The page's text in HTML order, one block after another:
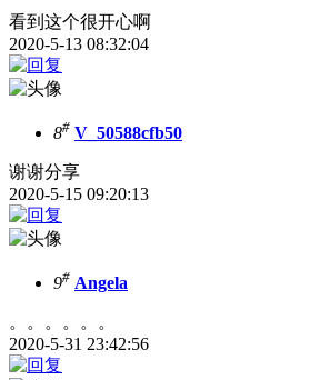
看到这个很开心啊
2020-5-13 08:32:04
8# V_50588cfb50
谢谢分享
2020-5-15 09:20:13
9# Angela
。。。。。。
2020-5-31 23:42:56